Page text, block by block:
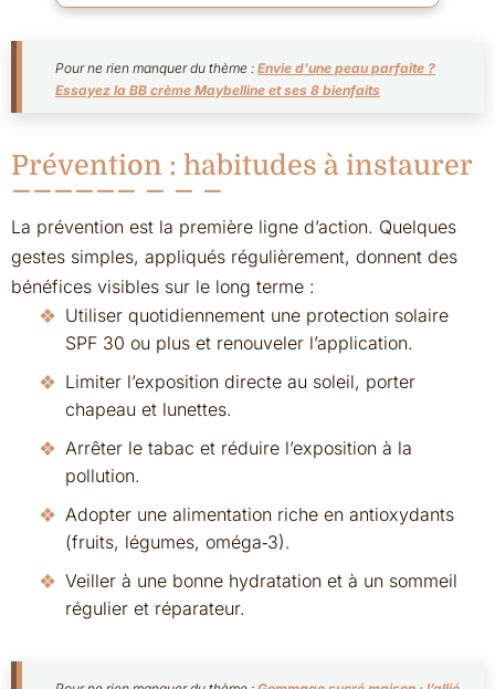
Pour ne rien manquer du thème : Envie d’une peau parfaite ?
Essayez la BB crème Maybelline et ses 8 bienfaits
Prévention : habitudes à instaurer
La prévention est la première ligne d’action. Quelques
gestes simples, appliqués régulièrement, donnent des
bénéfices visibles sur le long terme :
Utiliser quotidiennement une protection solaire
SPF 30 ou plus et renouveler l’application.
Limiter l’exposition directe au soleil, porter
chapeau et lunettes.
Arrêter le tabac et réduire l’exposition à la
pollution.
Adopter une alimentation riche en antioxydants
(fruits, légumes, oméga‑3).
Veiller à une bonne hydratation et à un sommeil
régulier et réparateur.